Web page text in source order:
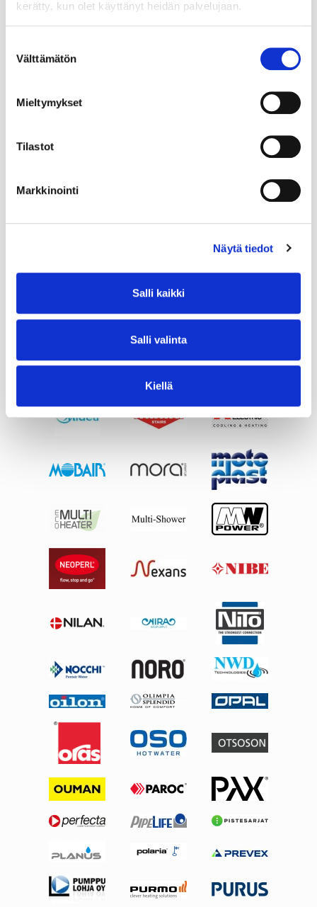
kerätty, kun olet käyttänyt heidän palvelujaan.
valinta
Välttämätön
Mieltymykset
Tilastot
Markkinointi
Näytä tiedot
Salli kaikki
Salli valinta
Kiellä